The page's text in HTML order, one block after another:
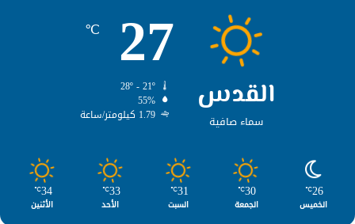
القدس
سماء صافية
27
℃
55%
1.79 كيلومتر/ساعة
26
℃
الخميس
30
℃
الجمعة
31
℃
السبت
33
℃
الأحد
34
℃
الأثنين